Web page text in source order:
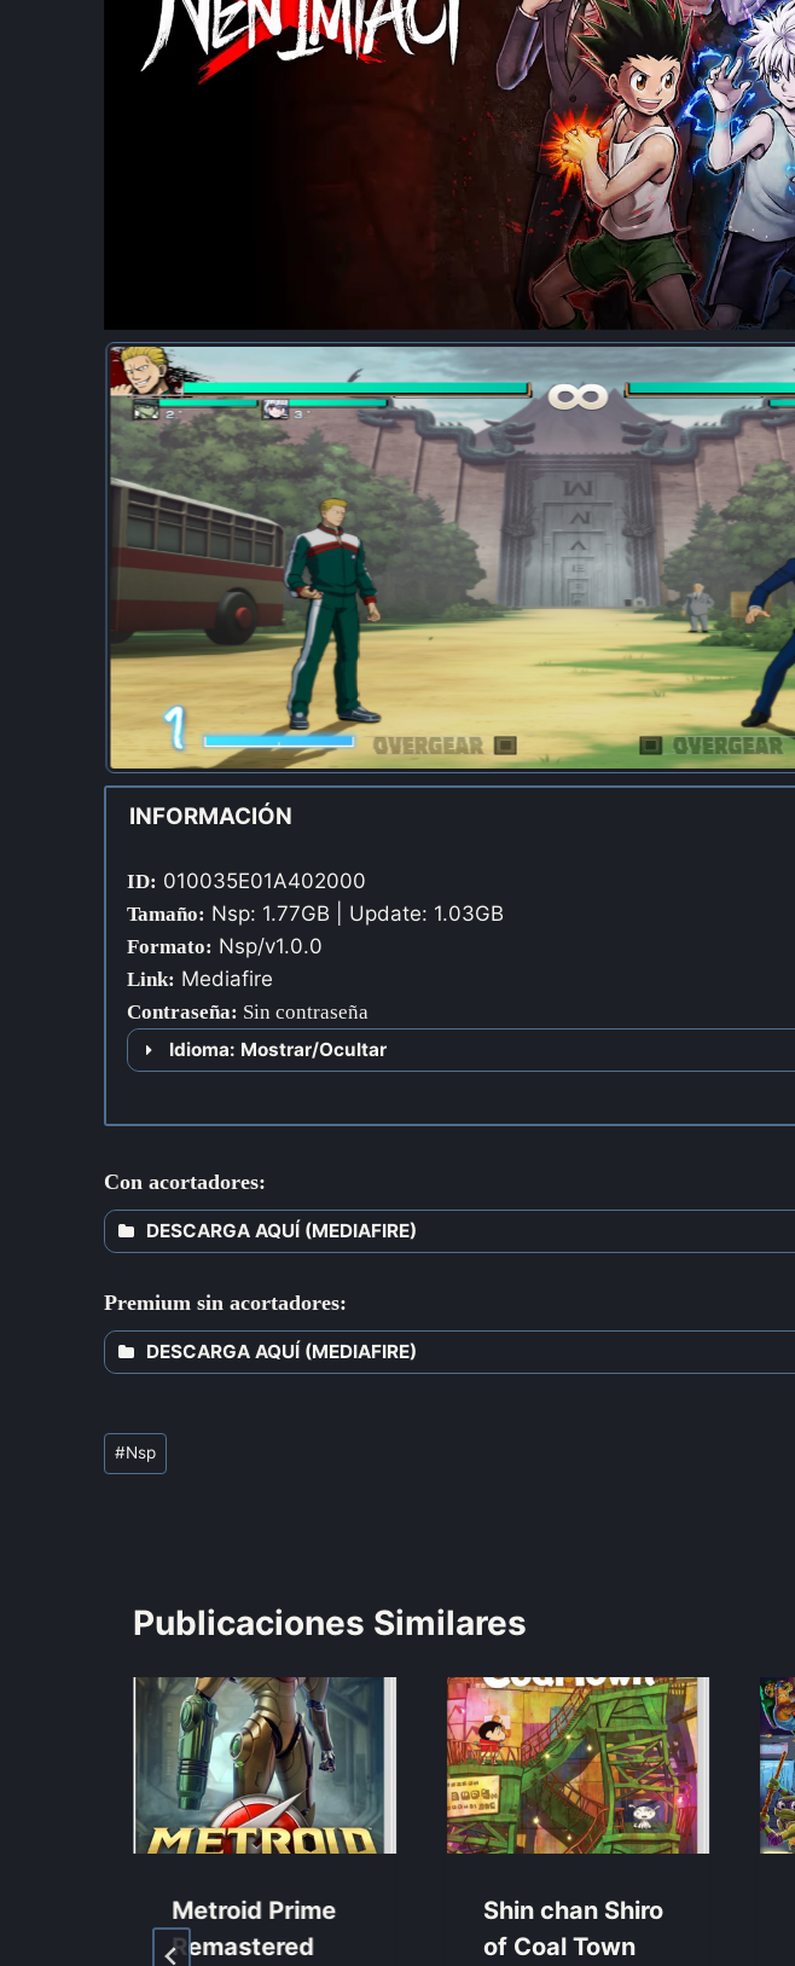
INFORMACIÓN
ID: 010035E01A402000
Tamaño: Nsp: 1.77GB | Update: 1.03GB
Formato: Nsp/v1.0.0
Link: Mediafire
Contraseña: Sin contraseña
Idioma: Mostrar/Ocultar
Con acortadores:
DESCARGA AQUÍ (MEDIAFIRE)
Premium sin acortadores:
DESCARGA AQUÍ (MEDIAFIRE)
#Nsp
Publicaciones Similares
Metroid Prime
Remastered
Shin chan Shiro
of Coal Town